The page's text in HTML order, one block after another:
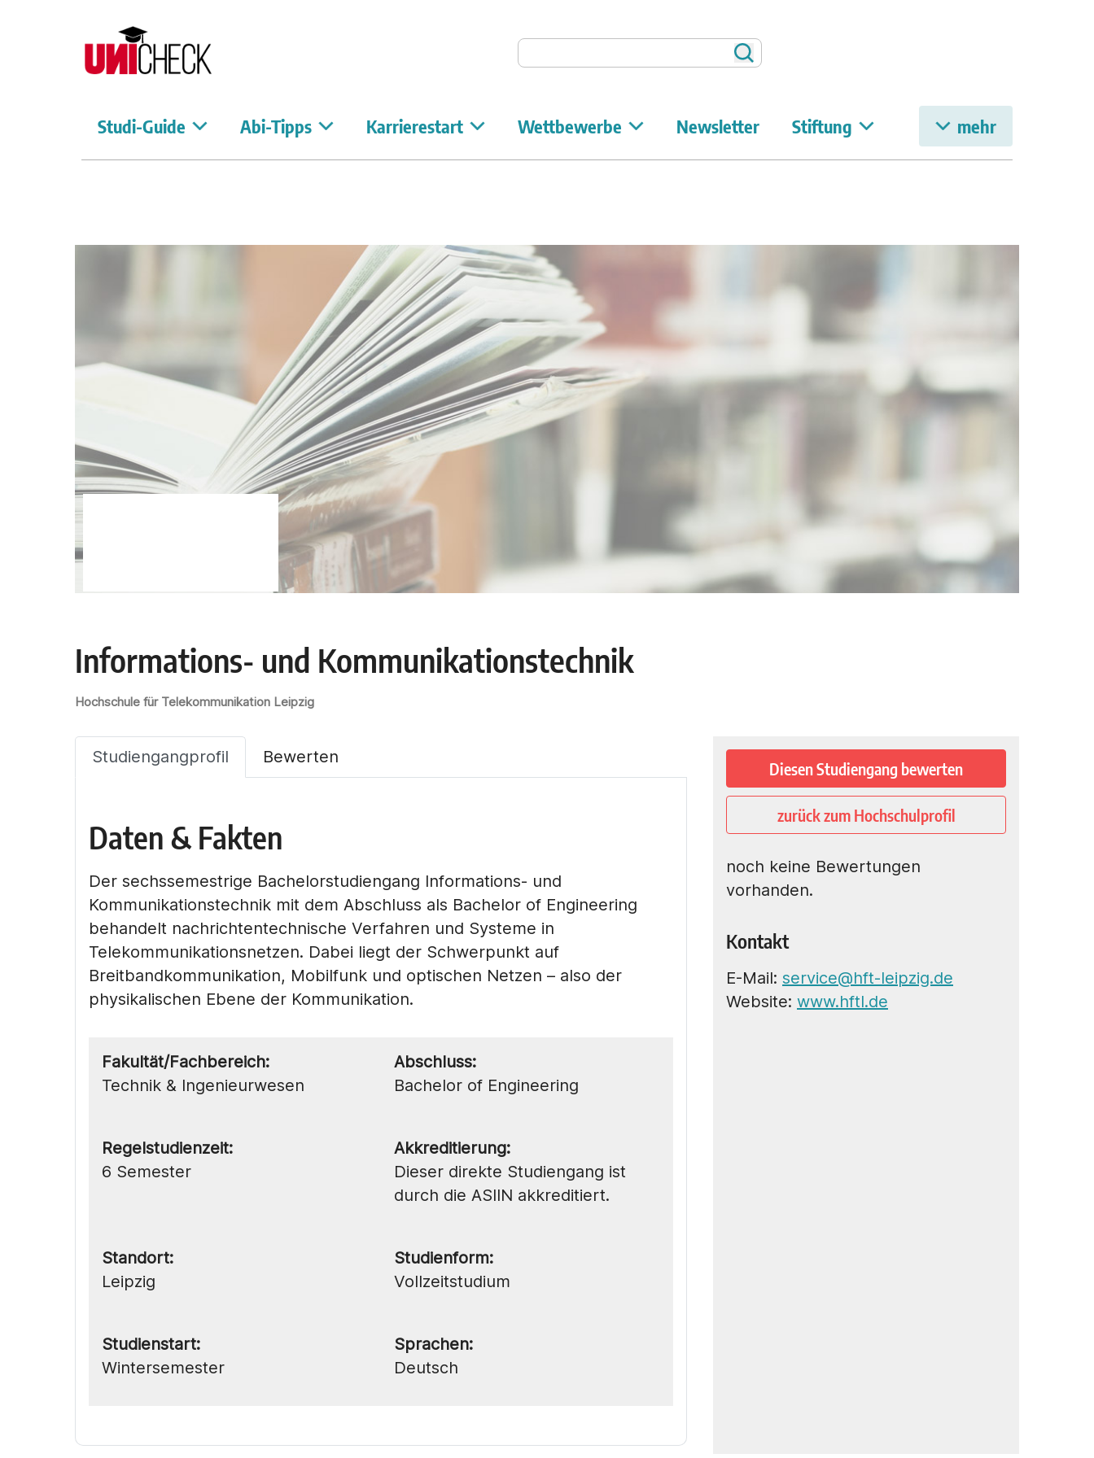
Auf Unicum suchen Suchen
Studi-Guide Abi-Tipps Karrierestart Wettbewerbe Newsletter Stiftung mehr
Informations- und Kommunikationstechnik
Hochschule für Telekommunikation Leipzig
Studiengangprofil Bewerten
Daten & Fakten
Der sechssemestrige Bachelorstudiengang Informations- und
Kommunikationstechnik mit dem Abschluss als Bachelor of Engineering
behandelt nachrichtentechnische Verfahren und Systeme in
Telekommunikationsnetzen. Dabei liegt der Schwerpunkt auf
Breitbandkommunikation, Mobilfunk und optischen Netzen – also der
physikalischen Ebene der Kommunikation.
Fakultät/Fachbereich:
Technik & Ingenieurwesen
Abschluss:
Bachelor of Engineering
Regelstudienzeit:
6 Semester
Akkreditierung:
Dieser direkte Studiengang ist
durch die ASIIN akkreditiert.
Standort:
Leipzig
Studienform:
Vollzeitstudium
Studienstart:
Wintersemester
Sprachen:
Deutsch
Diesen Studiengang bewerten
zurück zum Hochschulprofil
noch keine Bewertungen
vorhanden.
Kontakt
E-Mail: service@hft-leipzig.de
Website: www.hftl.de